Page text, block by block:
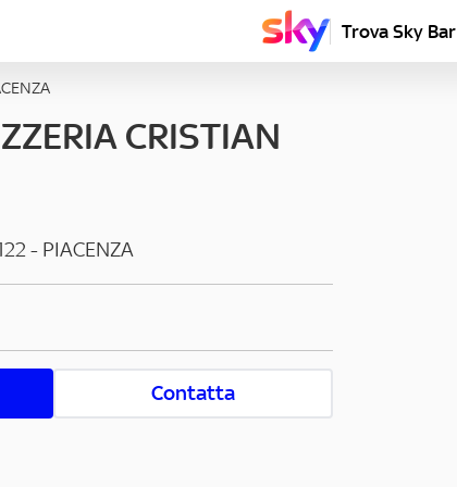
Trova Sky Bar
CRISTIAN
- PIACENZA
Contatta